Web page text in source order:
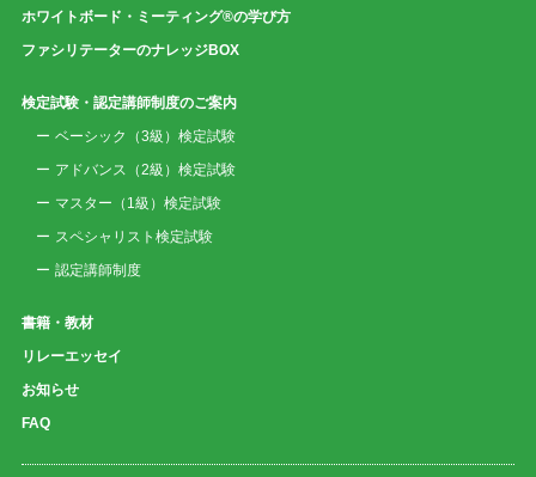
ホワイトボード・ミーティング®の学び方
ファシリテーターのナレッジBOX
検定試験・認定講師制度のご案内
ベーシック（3級）検定試験
アドバンス（2級）検定試験
マスター（1級）検定試験
スペシャリスト検定試験
認定講師制度
書籍・教材
リレーエッセイ
お知らせ
FAQ